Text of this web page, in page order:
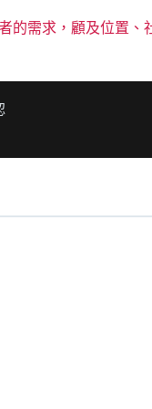
的需求，顧及位置